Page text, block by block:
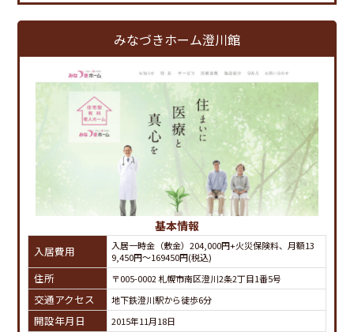
みなづきホーム澄川館
基本情報
入居費用
入居一時金（敷金）204,000円+火災保険料、月額13
9,450円～169450円(税込)
住所 〒005-0002 札幌市南区澄川2条2丁目1番5号
交通アクセス 地下鉄澄川駅から徒歩6分
開設年月日 2015年11月18日